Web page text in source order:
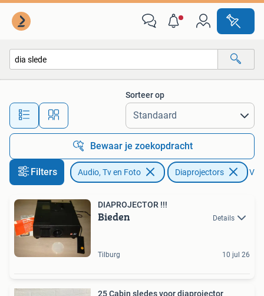
Alle afstanden…
Sorteer op
Bewaar je zoekopdracht
Filters Audio, Tv en Foto Diaprojectors
DIAPROJECTOR !!!
Bieden Details
Tilburg 10 jul 26
25 Cabin sledes voor diaprojector